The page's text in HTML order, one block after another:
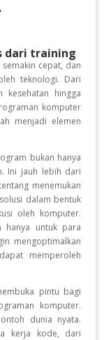
dari training
cepat, dan
teknologi. Dari
kesehatan hingga
komputer
menjadi elemen
bukan hanya
Ini jauh lebih dari
menemukan
dalam bentuk
oleh komputer.
hanya untuk para
mengoptimalkan
memperoleh
pintu bagi
komputer.
dunia nyata.
kerja kode, dari